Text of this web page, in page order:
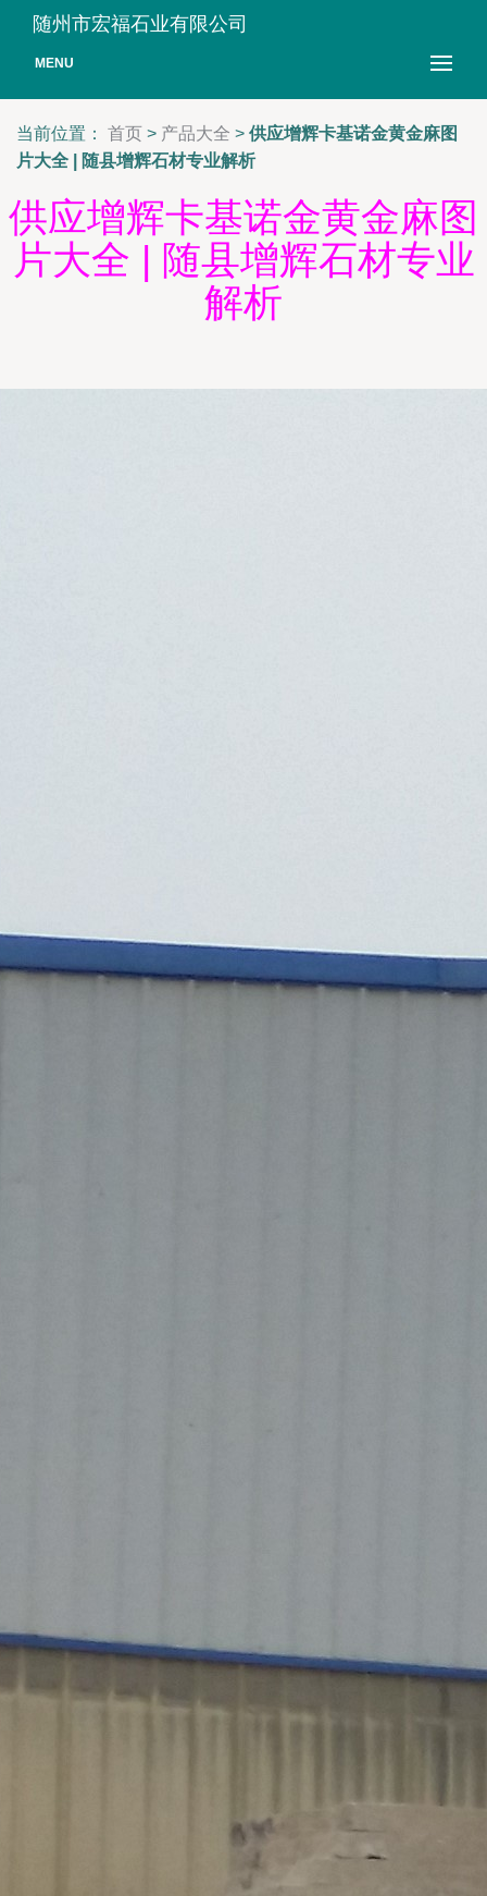
随州市宏福石业有限公司
MENU
当前位置： 首页 > 产品大全 > 供应增辉卡基诺金黄金麻图
片大全 | 随县增辉石材专业解析
供应增辉卡基诺金黄金麻图
片大全 | 随县增辉石材专业
解析